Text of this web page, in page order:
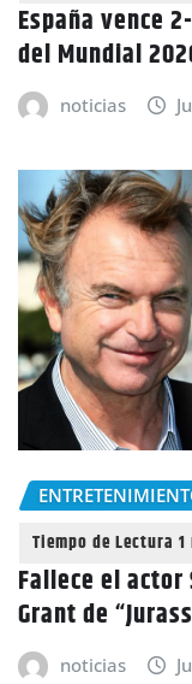
España vence
del Mundial
noticias
Fallece el
Grant de
noticias